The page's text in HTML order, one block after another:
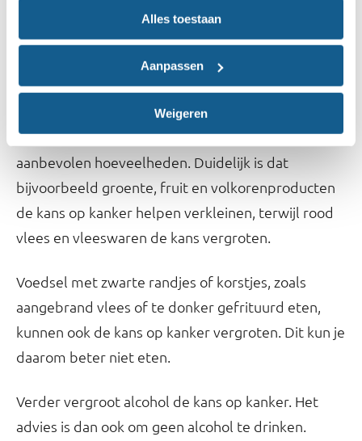
Alles toestaan
Aanpassen
Weigeren
Wat is de rol van voeding bij de
preventie van kanker?
Gezond en gevarieerd eten met deSchijf van
helpt de kans op kanker te verkleinen. Vul de
Schijf van Vijf voor jouin en ontdek jouw
aanbevolen hoeveelheden. Duidelijk is dat
bijvoorbeeld groente, fruit en volkorenproducten
de kans op kanker helpen verkleinen, terwijl rood
vlees en vleeswaren de kans vergroten.
Voedsel met zwarte randjes of korstjes, zoals
aangebrand vlees of te donker gefrituurd eten,
kunnen ook de kans op kanker vergroten. Dit kun je
daarom beter niet eten.
Verder vergroot alcohol de kans op kanker. Het
advies is dan ook om geen alcohol te drinken.